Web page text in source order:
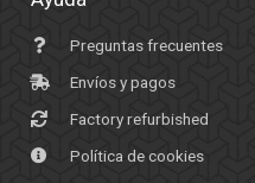
Preguntas frecuentes
Envíos y pagos
Factory refurbished
Política de cookies